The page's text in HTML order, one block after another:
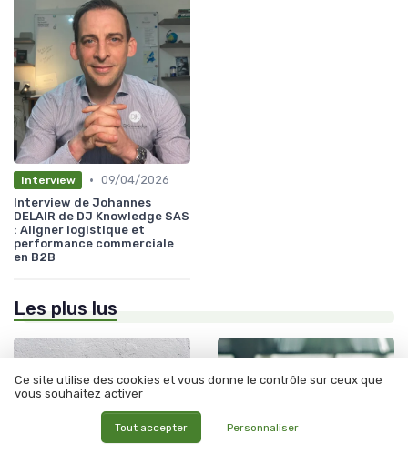
Interview • 09/04/2026
Interview de Johannes
DELAIR de DJ Knowledge SAS
: Aligner logistique et
performance commerciale
en B2B
Les plus lus
Ce site utilise des cookies et vous donne le contrôle sur ceux que
vous souhaitez activer
Tout accepter Personnaliser